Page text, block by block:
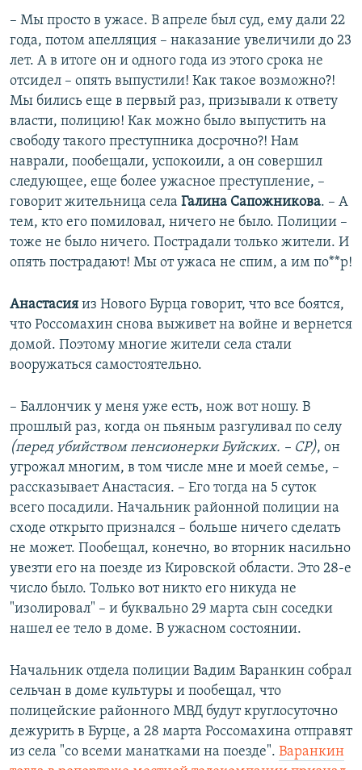
– Мы просто в ужасе. В апреле был суд, ему дали 22
года, потом апелляция – наказание увеличили до 23
лет. А в итоге он и одного года из этого срока не
отсидел – опять выпустили! Как такое возможно?!
Мы бились еще в первый раз, призывали к ответу
власти, полицию! Как можно было выпустить на
свободу такого преступника досрочно?! Нам
наврали, пообещали, успокоили, а он совершил
следующее, еще более ужасное преступление, –
говорит жительница села Галина Сапожникова. – А
тем, кто его помиловал, ничего не было. Полиции –
тоже не было ничего. Пострадали только жители. И
опять пострадают! Мы от ужаса не спим, а им по**р!
Анастасия из Нового Бурца говорит, что все боятся,
что Россомахин снова выживет на войне и вернется
домой. Поэтому многие жители села стали
вооружаться самостоятельно.
– Баллончик у меня уже есть, нож вот ношу. В
прошлый раз, когда он пьяным разгуливал по селу
(перед убийством пенсионерки Буйских. – СР), он
угрожал многим, в том числе мне и моей семье, –
рассказывает Анастасия. – Его тогда на 5 суток
всего посадили. Начальник районной полиции на
сходе открыто признался – больше ничего сделать
не может. Пообещал, конечно, во вторник насильно
увезти его на поезде из Кировской области. Это 28-е
число было. Только вот никто его никуда не
"изолировал" – и буквально 29 марта сын соседки
нашел ее тело в доме. В ужасном состоянии.
Начальник отдела полиции Вадим Варанкин собрал
сельчан в доме культуры и пообещал, что
полицейские районного МВД будут круглосуточно
дежурить в Бурце, а 28 марта Россомахина отправят
из села "со всеми манатками на поезде". Варанкин